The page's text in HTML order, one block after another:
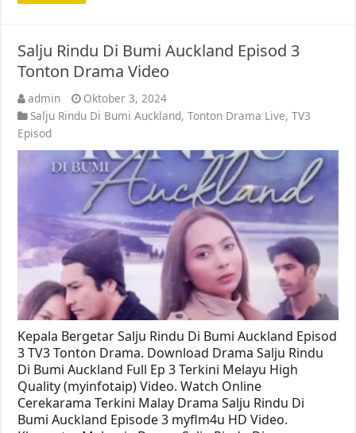
Salju Rindu Di Bumi Auckland Episod 3
Tonton Drama Video
admin
Oktober 3, 2024
Salju Rindu Di Bumi Auckland,Tonton Drama Live,TV3
Episod
Kepala Bergetar Salju Rindu Di Bumi Auckland Episod
3 TV3 Tonton Drama. Download Drama Salju Rindu
Di Bumi Auckland Full Ep 3 Terkini Melayu High
Quality (myinfotaip) Video. Watch Online
Cerekarama Terkini Malay Drama Salju Rindu Di
Bumi Auckland Episode 3 myflm4u HD Video.